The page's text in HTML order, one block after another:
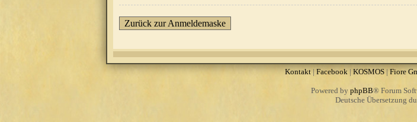
Zurück zur Anmeldemaske
Kontakt| Facebook|KOSMOS| Fiore
Powered by phpBB® Forum
Deutsche Übersetzung